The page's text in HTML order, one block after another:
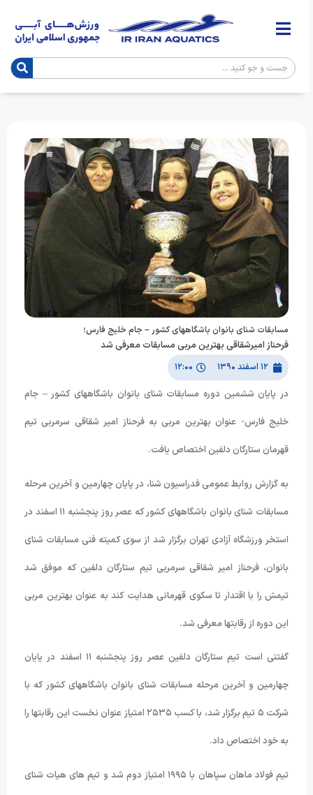
مسابقات شنای بانوان باشگاههای کشور – جام خلیج فارس؛
فرحناز امیرشقاقی بهترین مربی مسابقات معرفی شد
۱۲ اسفند ۱۳۹۰ ۱۲:۰۰
در پایان ششمین دوره مسابقات شنای بانوان باشگاههای کشور – جام
خلیج فارس- عنوان بهترین مربی به فرحناز امیر شقاقی سرمربی تیم
قهرمان ستارگان دلفین اختصاص یافت.
به گزارش روابط عمومی فدراسیون شنا، در پایان چهارمین و آخرین مرحله
مسابقات شنای بانوان باشگاههای کشور که عصر روز پنجشنبه ١١ اسفند در
استخر ورزشگاه آزادی تهران برگزار شد از سوی کمیته فنی مسابقات شنای
بانوان، فرحناز امیر شقاقی سرمربی تیم ستارگان دلفین که موفق شد
تیمش را با اقتدار تا سکوی قهرمانی هدایت کند به عنوان بهترین مربی
این دوره از رقابتها معرفی شد.
گفتنی است تیم ستارگان دلفین عصر روز پنجشنبه ١١ اسفند در پایان
چهارمین و آخرین مرحله مسابقات شنای بانوان باشگاههای کشور که با
شرکت ۵ تیم برگزار شد، با کسب ٢۵٣۵ امتیاز عنوان نخست این رقابتها را
به خود اختصاص داد.
تیم فولاد ماهان سپاهان با ١٩٩۵ امتیاز دوم شد و تیم های هیات شنای